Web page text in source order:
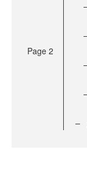
Page 2